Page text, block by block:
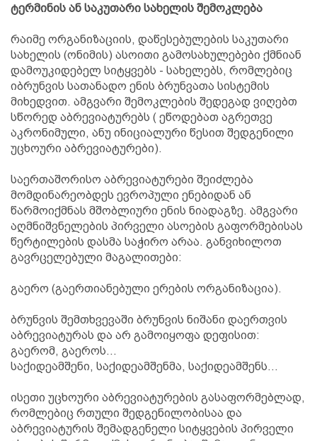
ტერმინის ან საკუთარი სახელის შემოკლება
რაიმე ორგანიზაციის, დაწესებულების საკუთარი
სახელის (ონიმის) ასოითი გამოსახულებები ქმნიან
დამოუკიდებელ სიტყვებს - სახელებს, რომლებიც
იბრუნვის სათანადო ენის ბრუნვათა სისტემის
მიხედვით. ამგვარი შემოკლების შედეგად ვიღებთ
სწორედ აბრევიატურებს ( ეწოდებათ აგრეთვე
აკრონიმული, ანუ ინიციალური წესით შედგენილი
უცხოური აბრევიატურები).
საერთაშორისო აბრევიატურები შეიძლება
მომდინარეობდეს ევროპული ენებიდან ან
წარმოიქმნას მშობლიური ენის ნიადაგზე. ამგვარი
აღმნიშვნელების პირველი ასოების გაფორმებისას
წერტილების დასმა საჭირო არაა. განვიხილოთ
გავრცელებული მაგალითები:
გაერო (გაერთიანებული ერების ორგანიზაცია).
ბრუნვის შემთხვევაში ბრუნვის ნიშანი დაერთვის
აბრევიატურას და არ გამოიყოფა დეფისით:
გაერომ, გაეროს...
საქიდეამშენი, საქიდეამშენმა, საქიდეამშენს...
ისეთი უცხოური აბრევიატურების გასაფორმებლად,
რომლებიც რთული შედგენილობისაა და
აბრევიატურის შემადგენელი სიტყვების პირველი